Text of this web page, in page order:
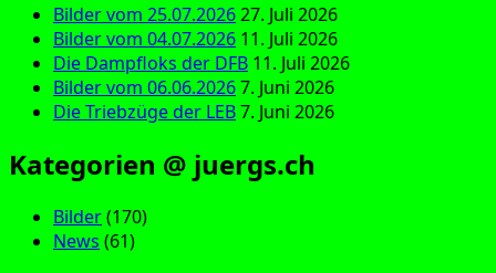
Bilder vom 25.07.202627. Juli 2026
Bilder vom 04.07.2026 11. Juli 2026
Die Dampfloks der DFB 11. Juli 2026
Bilder vom 06.06.20267. Juni 2026
Die Triebzüge der LEB7. Juni 2026
Kategorien @ juergs.ch
Bilder(170)
News (61)